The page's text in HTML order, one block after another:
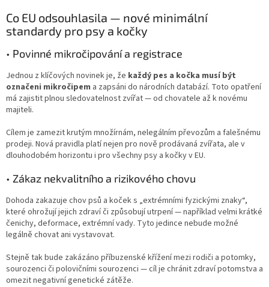
Co EU odsouhlasila — nové minimální
standardy pro psy a kočky
• Povinné mikročipování a registrace
Jednou z klíčových novinek je, že každý pes a kočka musí být
označeni mikročipem a zapsáni do národních databází. Toto opatření
má zajistit plnou sledovatelnost zvířat — od chovatele až k novému
majiteli.
Cílem je zamezit krutým množírnám, nelegálním převozům a falešnému
prodeji. Nová pravidla platí nejen pro nově prodávaná zvířata, ale v
dlouhodobém horizontu i pro všechny psy a kočky v EU.
• Zákaz nekvalitního a rizikového chovu
Dohoda zakazuje chov psů a koček s „extrémními fyzickými znaky“,
které ohrožují jejich zdraví či způsobují utrpení — například velmi krátké
čenichy, deformace, extrémní vady. Tyto jedince nebude možné
legálně chovat ani vystavovat.
Stejně tak bude zakázáno příbuzenské křížení mezi rodiči a potomky,
sourozenci či polovičními sourozenci — cíl je chránit zdraví potomstva a
omezit negativní genetické zátěže.